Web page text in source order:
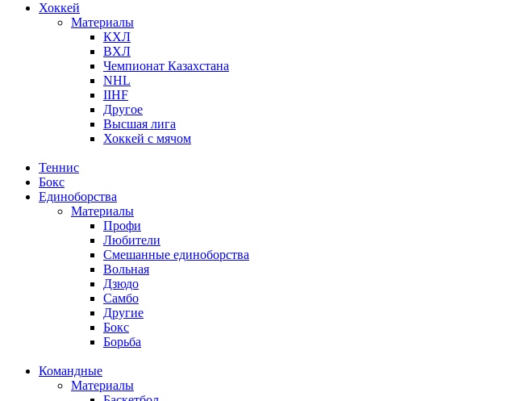
Хоккей
Материалы
КХЛ
ВХЛ
Чемпионат Казахстана
NHL
IIHF
Другое
Высшая лига
Хоккей с мячом
Теннис
Бокс
Единоборства
Материалы
Профи
Любители
Смешанные единоборства
Вольная
Дзюдо
Самбо
Другие
Бокс
Борьба
Командные
Материалы